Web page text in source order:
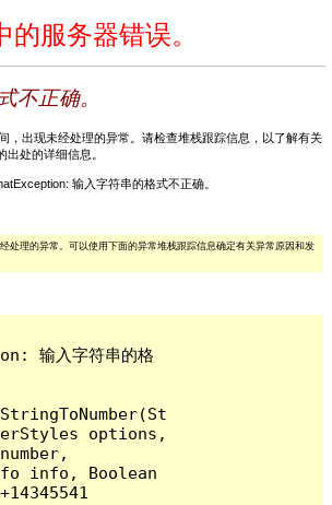
的服务器错误。
不正确。
，出现未经处理的异常。请检查堆栈跟踪信息，以了解有关
处的详细信息。
输入字符串的格式不正确。
处理的异常。可以使用下面的异常堆栈跟踪信息确定有关异常原因和发
输入字符串的格
options,
info, Boolean